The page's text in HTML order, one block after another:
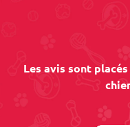
Les avis sont